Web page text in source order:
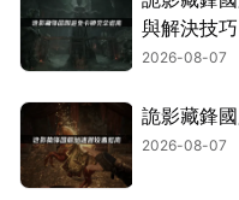
與解決技巧
2026-08-07
詭影藏鋒
2026-08-07